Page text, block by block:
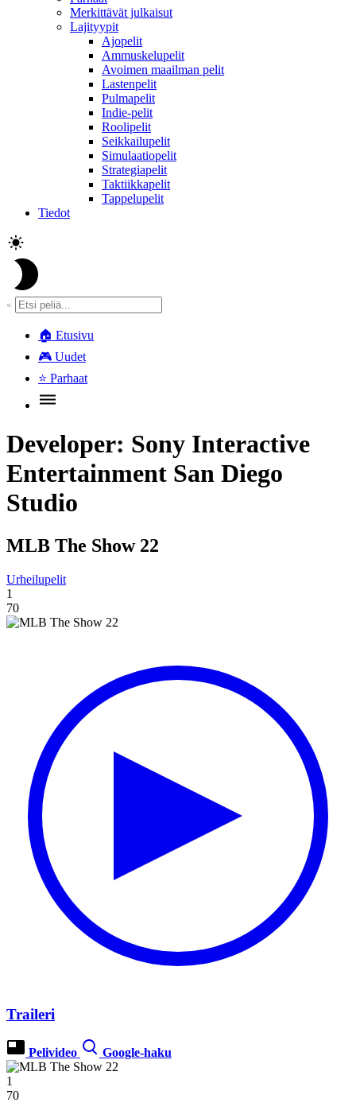
Merkittävät julkaisut
Lajityypit
Ajopelit
Ammuskelupelit
Avoimen maailman pelit
Lastenpelit
Pulmapelit
Indie-pelit
Roolipelit
Seikkailupelit
Simulaatiopelit
Strategiapelit
Taktiikkapelit
Tappelupelit
Tiedot
🏠 Etusivu
🎮 Uudet
⭐ Parhaat
Developer: Sony Interactive
Entertainment San Diego
Studio
MLB The Show 22
Urheilupelit
1
70
Traileri
Pelivideo Google-haku
1
70